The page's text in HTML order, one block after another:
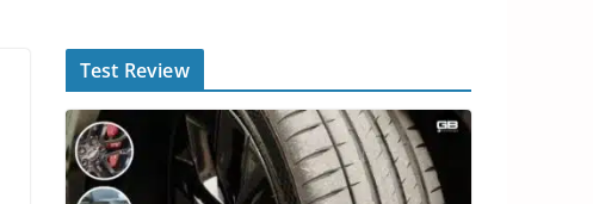
Test Review